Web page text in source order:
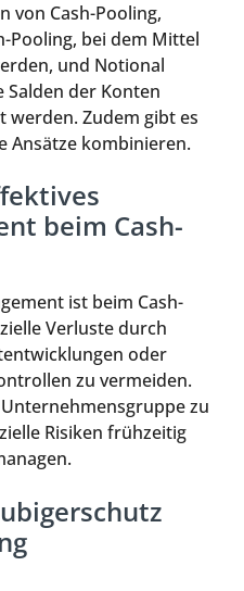
von Cash-Pooling,
Pooling, bei dem Mittel
und Notional
Salden der Konten
Zudem gibt es
Ansätze kombinieren.
beim Cash-
ist beim Cash-
Verluste durch
oder
zu vermeiden.
zu
Risiken frühzeitig